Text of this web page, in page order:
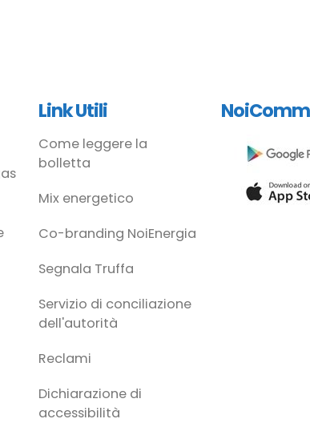
Link Utili
Come leggere la
bolletta
Mix energetico
Co-branding NoiEnergia
Segnala Truffa
Servizio di conciliazione
dell'autorità
Reclami
Dichiarazione di
accessibilità